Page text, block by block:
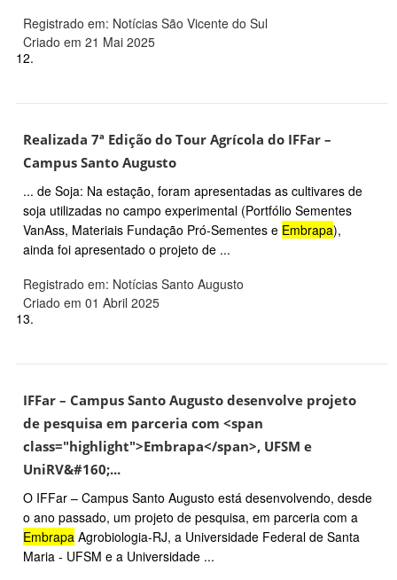
Registrado em: Notícias São Vicente do Sul
Criado em 21 Mai 2025
12.
Realizada 7ª Edição do Tour Agrícola do IFFar –
Campus Santo Augusto
... de Soja: Na estação, foram apresentadas as cultivares de
soja utilizadas no campo experimental (Portfólio Sementes
VanAss, Materiais Fundação Pró-Sementes e Embrapa),
ainda foi apresentado o projeto de ...
Registrado em: Notícias Santo Augusto
Criado em 01 Abril 2025
13.
IFFar – Campus Santo Augusto desenvolve projeto
de pesquisa em parceria com <span
class="highlight">Embrapa</span>, UFSM e
UniRV&#160;...
O IFFar – Campus Santo Augusto está desenvolvendo, desde
o ano passado, um projeto de pesquisa, em parceria com a
Embrapa Agrobiologia-RJ, a Universidade Federal de Santa
Maria - UFSM e a Universidade ...